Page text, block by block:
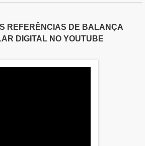
O resultado da
informações como gráficos,
e a conclusão das
REFERÊNCIAS DE BALANÇA
DIGITAL NO YOUTUBE